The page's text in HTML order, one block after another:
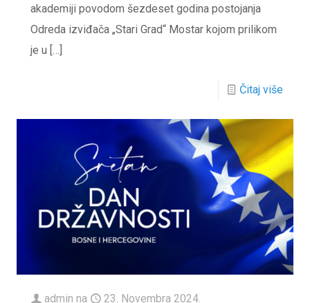
akademiji povodom šezdeset godina postojanja
Odreda izviđača „Stari Grad“ Mostar kojom prilikom
je u […]
Čitaj više
admin na 23. Novembra 2024.